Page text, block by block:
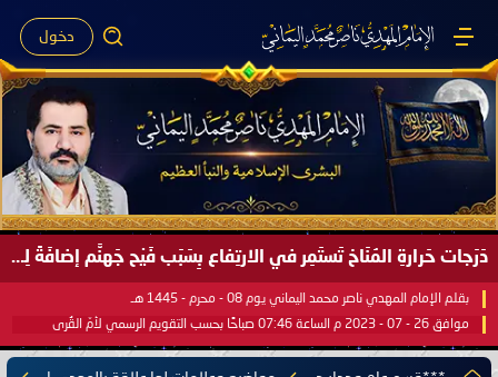
دخول
صَيْفُ سَقَرَ يَبدأُ في اجتياحِ شِتاءِ القُطبِ الشَّمالي كَما وعَدناكُم بالحقِّ لعَامِكم هذا (1445 هـ) ..
بقلم الإمام المهدي ناصر محمد اليماني يوم 18 - جمادى الآخرة - 1445 هـ
موافق 31 - 12 - 2023 م الساعة 07:44 صباحًا بحسب التقويم الرسمي لأمّ القُرى